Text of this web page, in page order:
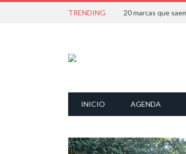
TRENDING
INICIO AGENDA